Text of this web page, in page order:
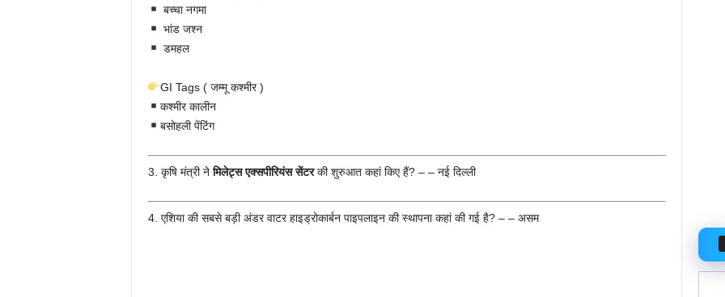
बच्चा नगमा
भांड जश्न
डमहल
GI Tags ( जम्मू कश्मीर )
कश्मीर कालीन
बसोहली पेंटिंग
3. कृषि मंत्री नेमिलेट्स एक्सपीरियंस सेंटरकी शुरुआत कहां किए हैं? – – नई दिल्ली
4. एशिया की सबसे बड़ी अंडर वाटर हाइड्रोकार्बन पाइपलाइन की स्थापना कहां की गई है? – – असम